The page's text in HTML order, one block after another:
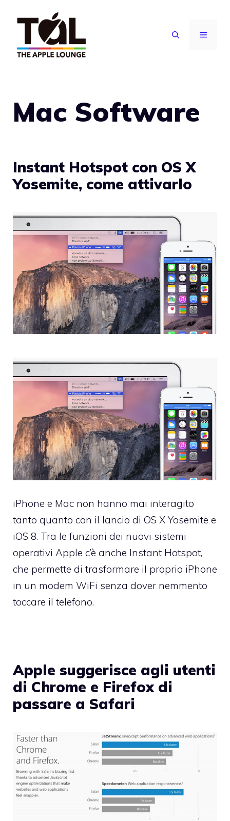
contenuto
MENU
Mac Software
Instant Hotspot con OS X
Yosemite, come attivarlo
iPhone e Mac non hanno mai interagito
tanto quanto con il lancio di OS X Yosemite e
iOS 8. Tra le funzioni dei nuovi sistemi
operativi Apple c’è anche Instant Hotspot,
che permette di trasformare il proprio iPhone
in un modem WiFi senza dover nemmento
toccare il telefono.
Apple suggerisce agli utenti
di Chrome e Firefox di
passare a Safari